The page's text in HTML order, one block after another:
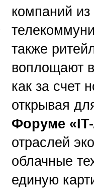
компаний из
также
воплощают
как за счет
открывая
Форуме
отраслей
облачные
единую